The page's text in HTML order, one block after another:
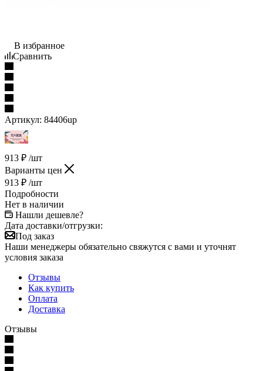
В избранное
Сравнить
Артикул: 84406up
913 ₽ /шт
Варианты цен
913 ₽ /шт
Подробности
Нет в наличии
Нашли дешевле?
Дата доставки/отгрузки:
Под заказ
Наши менеджеры обязательно свяжутся с вами и уточнят
условия заказа
Отзывы
Как купить
Оплата
Доставка
Отзывы